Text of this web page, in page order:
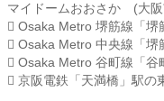
マイドームおおさか (大阪
 Osaka Metro 堺筋線「堺
 Osaka Metro 中央線「堺
 Osaka Metro 谷町線「谷
 京阪電鉄「天満橋」駅の